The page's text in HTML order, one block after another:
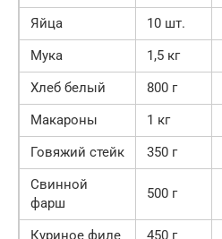
Яйца
10 шт.
Мука
1,5 кг
Хлеб белый
800 г
Макароны
1 кг
Говяжий стейк
350 г
Свинной
фарш
500 г
Куриное филе 450 г